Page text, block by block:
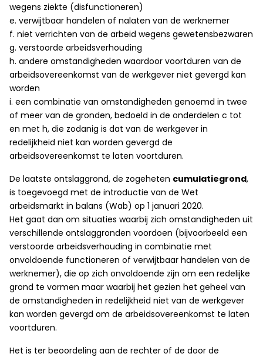
wegens ziekte (disfunctioneren)
e. verwijtbaar handelen of nalaten van de werknemer
f. niet verrichten van de arbeid wegens gewetensbezwaren
g. verstoorde arbeidsverhouding
h. andere omstandigheden waardoor voortduren van de
arbeidsovereenkomst van de werkgever niet gevergd kan
worden
i. een combinatie van omstandigheden genoemd in twee
of meer van de gronden, bedoeld in de onderdelen c tot
en met h, die zodanig is dat van de werkgever in
redelijkheid niet kan worden gevergd de
arbeidsovereenkomst te laten voortduren.
De laatste ontslaggrond, de zogeheten cumulatiegrond,
is toegevoegd met de introductie van de Wet
arbeidsmarkt in balans (Wab) op 1 januari 2020.
Het gaat dan om situaties waarbij zich omstandigheden uit
verschillende ontslaggronden voordoen (bijvoorbeeld een
verstoorde arbeidsverhouding in combinatie met
onvoldoende functioneren of verwijtbaar handelen van de
werknemer), die op zich onvoldoende zijn om een redelijke
grond te vormen maar waarbij het gezien het geheel van
de omstandigheden in redelijkheid niet van de werkgever
kan worden gevergd om de arbeidsovereenkomst te laten
voortduren.
Het is ter beoordeling aan de rechter of de door de